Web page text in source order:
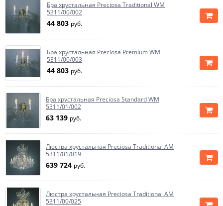
Бра хрустальная Preciosa Traditional WM
5311/00/002
44 803 руб.
Бра хрустальная Preciosa Premium WM
5311/00/003
44 803 руб.
Бра хрустальная Preciosa Standard WM
5311/01/002
63 139 руб.
Люстра хрустальная Preciosa Traditional AM
5311/01/019
639 724 руб.
Люстра хрустальная Preciosa Traditional AM
5311/00/025